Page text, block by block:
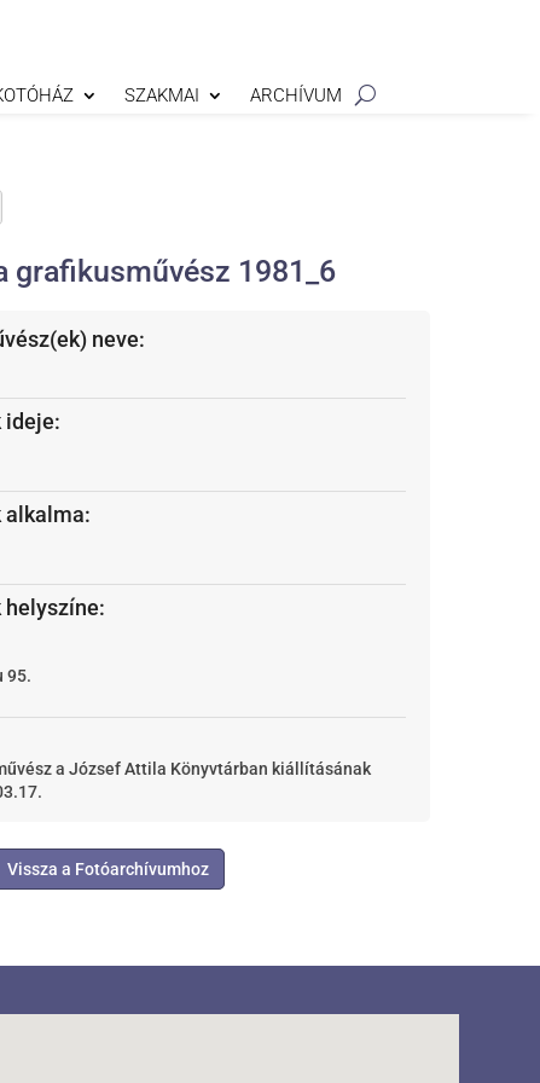
SZAKMAI ARCHÍVUM
grafikusművész 1981_6
neve:
ideje:
alkalma:
helyszíne:
95.
a József Attila Könyvtárban kiállításának
Vissza a Fotóarchívumhoz